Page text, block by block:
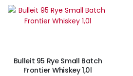
Nicht auf Lager
Bulleit 95 Rye Small Batch
Frontier Whiskey 1,0l